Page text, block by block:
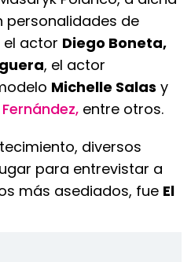
personalidades de
el actor Diego Boneta,
, el actor
Michelle Salas y
entre otros.
diversos
para entrevistar a
más asediados, fue El